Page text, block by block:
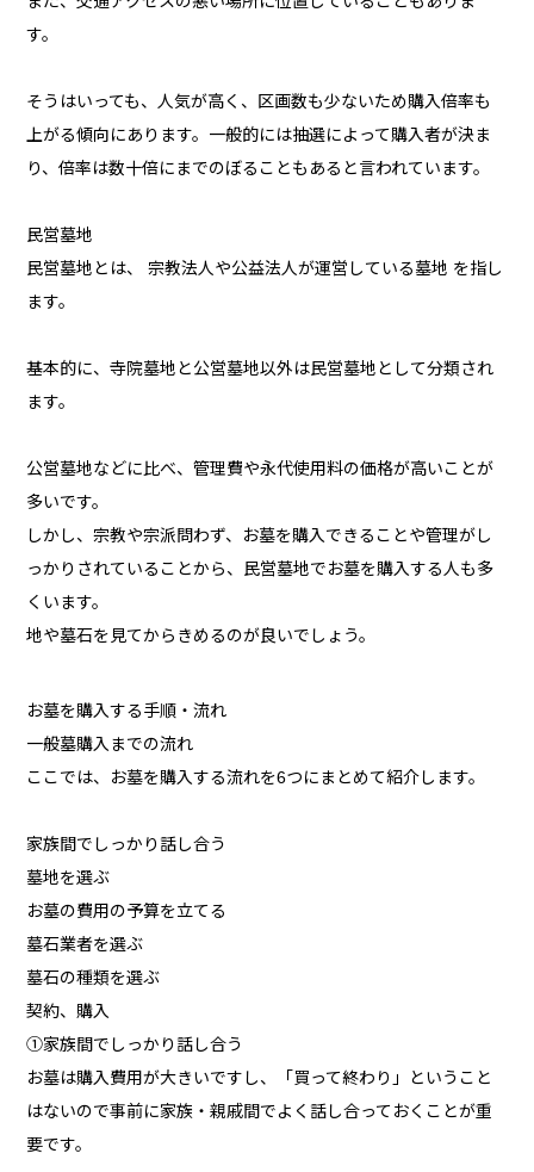
す。
そうはいっても、人気が高く、区画数も少ないため購入倍率も
上がる傾向にあります。一般的には抽選によって購入者が決ま
り、倍率は数十倍にまでのぼることもあると言われています。
民営墓地
民営墓地とは、 宗教法人や公益法人が運営している墓地 を指し
ます。
基本的に、寺院墓地と公営墓地以外は民営墓地として分類され
ます。
公営墓地などに比べ、管理費や永代使用料の価格が高いことが
多いです。
しかし、宗教や宗派問わず、お墓を購入できることや管理がし
っかりされていることから、民営墓地でお墓を購入する人も多
くいます。
地や墓石を見てからきめるのが良いでしょう。
お墓を購入する手順・流れ
一般墓購入までの流れ
ここでは、お墓を購入する流れを6つにまとめて紹介します。
家族間でしっかり話し合う
墓地を選ぶ
お墓の費用の予算を立てる
墓石業者を選ぶ
墓石の種類を選ぶ
契約、購入
①家族間でしっかり話し合う
お墓は購入費用が大きいですし、「買って終わり」ということ
はないので事前に家族・親戚間でよく話し合っておくことが重
要です。